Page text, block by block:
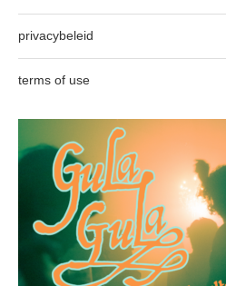
privacybeleid
terms of use